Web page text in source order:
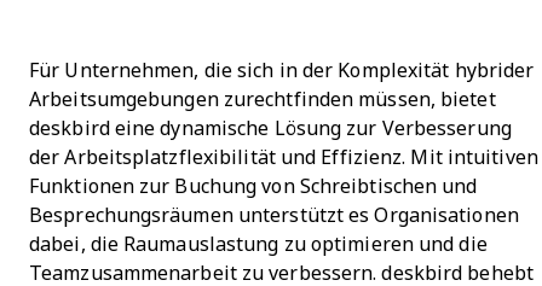
Für Unternehmen, die sich in der Komplexität hybrider
Arbeitsumgebungen zurechtfinden müssen, bietet
deskbird eine dynamische Lösung zur Verbesserung
der Arbeitsplatzflexibilität und Effizienz. Mit intuitiven
Funktionen zur Buchung von Schreibtischen und
Besprechungsräumen unterstützt es Organisationen
dabei, die Raumauslastung zu optimieren und die
Teamzusammenarbeit zu verbessern. deskbird behebt